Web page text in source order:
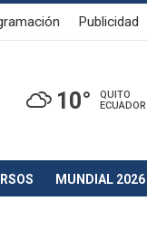
Publicidad
10°
QUITO
ECUADOR
MUNDIAL 2026